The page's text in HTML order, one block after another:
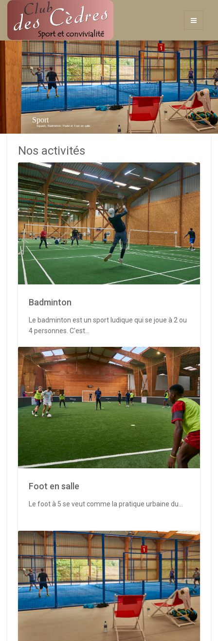
Sport
Squash, Badminton, Padel et Foot en salle
Nos activités
Badminton
Le badminton est un sport ludique qui se joue à 2 ou
4 personnes. C'est...
Foot en salle
Le foot à 5 se veut comme la pratique urbaine du...